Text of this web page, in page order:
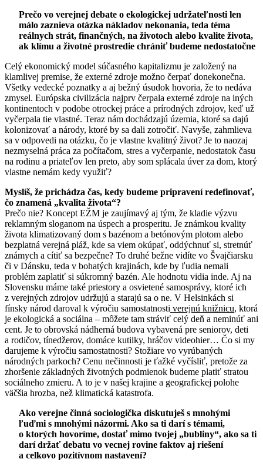
Prečo vo verejnej debate o ekologickej udržateľnosti len
málo zaznieva otázka nákladov nekonania, teda téma
reálnych strát, finančných, na životoch alebo kvalite života,
ak klímu a životné prostredie chrániť budeme nedostatočne
Celý ekonomický model súčasného kapitalizmu je založený na
klamlivej premise, že externé zdroje možno čerpať donekonečna.
Všetky vedecké poznatky a aj bežný úsudok hovoria, že to nedáva
zmysel. Európska civilizácia najprv čerpala externé zdroje na iných
kontinentoch v podobe otrockej práce a prírodných zdrojov, keď už
vyčerpala tie vlastné. Teraz nám dochádzajú územia, ktoré sa dajú
kolonizovať a národy, ktoré by sa dali zotročiť. Navyše, zahmlieva
sa v odpovedi na otázku, čo je vlastne kvalitný život? Je to naozaj
nezmyselná práca za počítačom, stres a vyčerpanie, nedostatok času
na rodinu a priateľov len preto, aby som splácala úver za dom, ktorý
vlastne nemám kedy využiť?
Myslíš, že prichádza čas, kedy budeme pripravení redefinovať,
čo znamená „kvalita života“?
Prečo nie? Koncept EŽM je zaujímavý aj tým, že kladie výzvu
reklamným sloganom na úspech a prosperitu. Je známkou kvality
života klimatizovaný dom s bazénom a betónovým plotom alebo
bezplatná verejná pláž, kde sa viem okúpať, oddýchnuť si, stretnúť
známych a cítiť sa bezpečne? To druhé bežne vidíte vo Švajčiarsku
či v Dánsku, teda v bohatých krajinách, kde by ľudia nemali
problém zaplatiť si súkromný bazén. Ale hodnotu vidia inde. Aj na
Slovensku máme také priestory a osvietené samosprávy, ktoré ich
z verejných zdrojov udržujú a starajú sa o ne. V Helsinkách si
fínsky národ daroval k výročiu samostatnosti verejnú knižnicu, ktorá
je ekologická a sociálna – môžete tam stráviť celý deň a neminúť ani
cent. Je to obrovská nádherná budova vybavená pre seniorov, deti
a rodičov, tínedžerov, domáce kutilky, hráčov videohier… Čo si my
darujeme k výročiu samostatnosti? Stožiare vo vyrúbaných
národných parkoch? Cenu nečinnosti je ťažké vyčísliť, pretože za
zhoršenie základných životných podmienok budeme platiť stratou
sociálneho zmieru. A to je v našej krajine a geografickej polohe
väčšia hrozba, než klimatická katastrofa.
Ako verejne činná sociologička diskutuješ s mnohými
ľuďmi s mnohými názormi. Ako sa ti darí s témami,
o ktorých hovoríme, dostať mimo tvojej „bubliny“, ako sa ti
darí držať debatu vo vecnej rovine faktov aj riešení
a celkovo pozitívnom nastavení?